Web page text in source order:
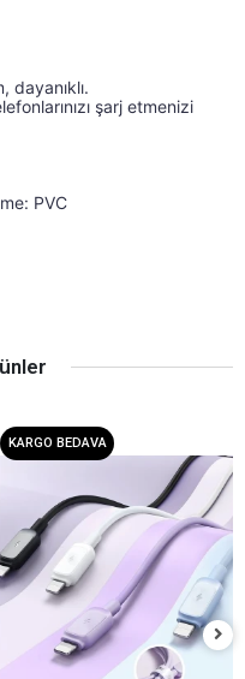
dayanıklı. 2.
dayanıklı.
şarj etmenizi
PVC
KARGO BEDAVA